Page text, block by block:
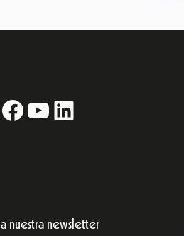
Facebook
YouTube
LinkedIn
nuestra newsletter